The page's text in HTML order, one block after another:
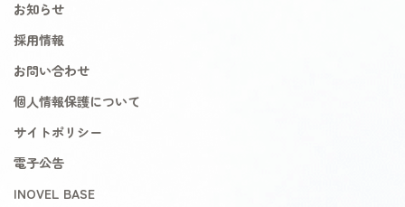
お知らせ
採用情報
お問い合わせ
個人情報保護について
サイトポリシー
電子公告
INOVEL BASE